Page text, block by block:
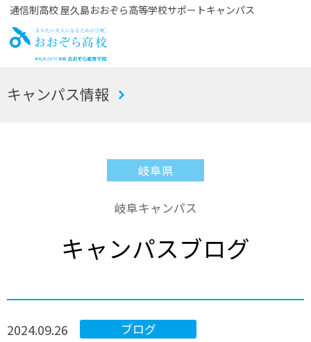
通信制高校 屋久島おおぞら高等学校サポートキャンパス
お
キャンパス情報
岐阜県
岐阜キャンパス
キャンパスブログ
ブログ
2024.09.26